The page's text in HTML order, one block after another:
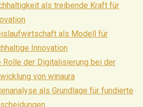
als treibende Kraft für
als Modell für
Innovation
Rolle der Digitalisierung bei der
von winaura
als Grundlage für fundierte